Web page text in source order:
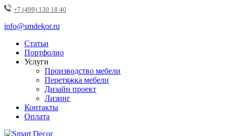
+7 (499) 130 18 40
info@smdekor.ru
Статьи
Портфолио
Услуги
Производство мебели
Перетяжка мебели
Дизайн проект
Лизинг
Контакты
Оплата